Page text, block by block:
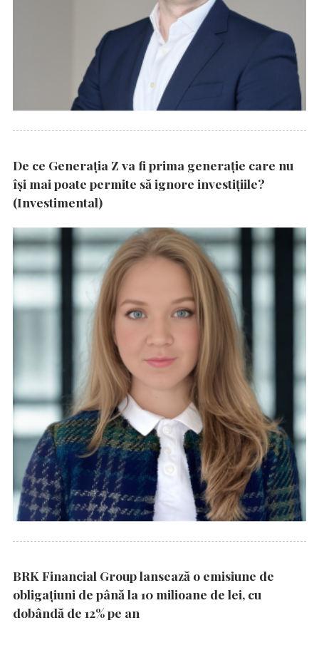
De ce Generația Z va fi prima generație care nu
își mai poate permite să ignore investițiile?
(Investimental)
BRK Financial Group lansează o emisiune de
obligațiuni de până la 10 milioane de lei, cu
dobândă de 12% pe an